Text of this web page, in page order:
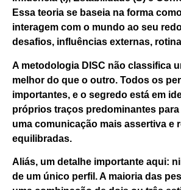
Essa teoria se baseia na forma
interagem com o mundo ao seu
desafios, influências externas,
A metodologia DISC não classifica
melhor do que o outro. Todos os
importantes, e o segredo está em
próprios traços predominantes
uma comunicação mais assertiva e
equilibradas.
Aliás, um detalhe importante aqui:
de um único perfil . A maioria das